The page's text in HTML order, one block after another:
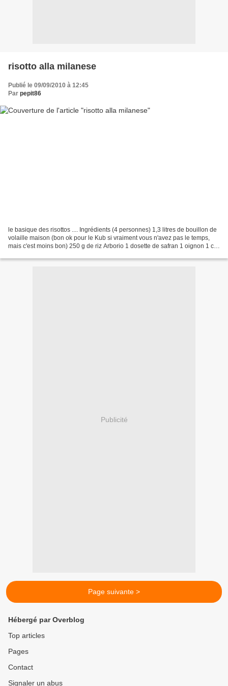
risotto alla milanese
Publié le 09/09/2010 à 12:45
Par pepit86
le basique des risottos .... Ingrédients (4 personnes) 1,3 litres de bouillon de
volaille maison (bon ok pour le Kub si vraiment vous n'avez pas le temps,
mais c'est moins bon) 250 g de riz Arborio 1 dosette de safran 1 oignon 1 c à
Publicité
Page suivante >
Hébergé par Overblog
Top articles
Pages
Contact
Signaler un abus